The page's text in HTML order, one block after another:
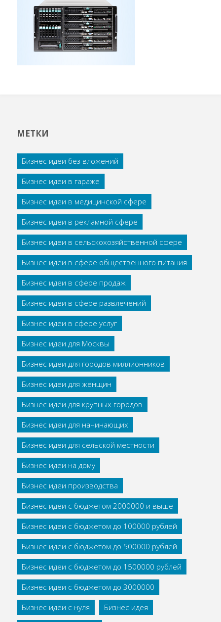
МЕТКИ
Бизнес идеи без вложений
Бизнес идеи в гараже
Бизнес идеи в медицинской сфере
Бизнес идеи в рекламной сфере
Бизнес идеи в сельскохозяйственной сфере
Бизнес идеи в сфере общественного питания
Бизнес идеи в сфере продаж
Бизнес идеи в сфере развлечений
Бизнес идеи в сфере услуг
Бизнес идеи для Москвы
Бизнес идеи для городов миллионников
Бизнес идеи для женщин
Бизнес идеи для крупных городов
Бизнес идеи для начинающих
Бизнес идеи для сельской местности
Бизнес идеи на дому
Бизнес идеи производства
Бизнес идеи с бюджетом 2000000 и выше
Бизнес идеи с бюджетом до 100000 рублей
Бизнес идеи с бюджетом до 500000 рублей
Бизнес идеи с бюджетом до 1500000 рублей
Бизнес идеи с бюджетом до 3000000
Бизнес идеи с нуля
Бизнес идея